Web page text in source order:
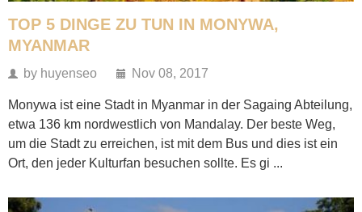
TOP 5 DINGE ZU TUN IN MONYWA,
MYANMAR
by huyenseo Nov 08, 2017
Monywa ist eine Stadt in Myanmar in der Sagaing Abteilung,
etwa 136 km nordwestlich von Mandalay. Der beste Weg,
um die Stadt zu erreichen, ist mit dem Bus und dies ist ein
Ort, den jeder Kulturfan besuchen sollte. Es gi ...